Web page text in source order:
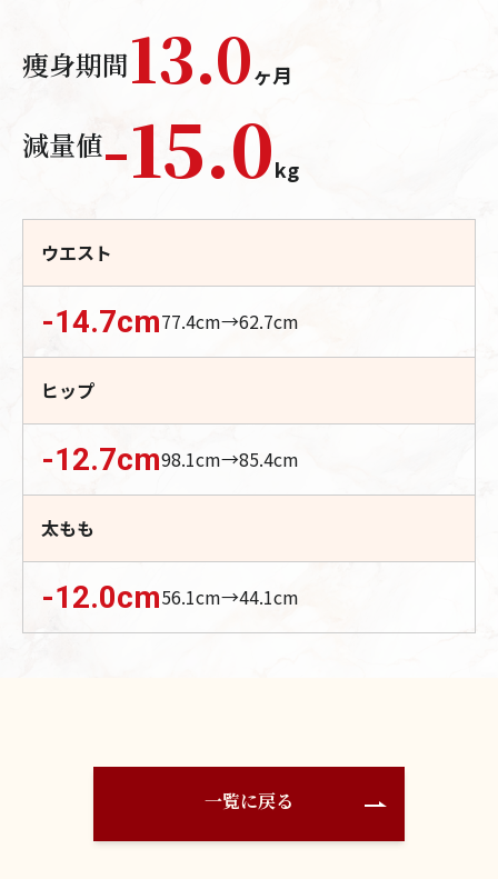
痩身期間13.0ヶ月
減量値-15.0kg
ウエスト
-14.7cm77.4cm→62.7cm
ヒップ
-12.7cm98.1cm→85.4cm
太もも
-12.0cm56.1cm→44.1cm
一覧に戻る